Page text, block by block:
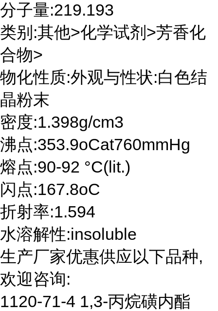
分子量:219.193
类别:其他>化学试剂>芳香化
合物>
物化性质:外观与性状:白色结
晶粉末
密度:1.398g/cm3
沸点:353.9oCat760mmHg
熔点:90-92 °C(lit.)
闪点:167.8oC
折射率:1.594
水溶解性:insoluble
生产厂家优惠供应以下品种,
欢迎咨询:
1120-71-4 1,3-丙烷磺内酯